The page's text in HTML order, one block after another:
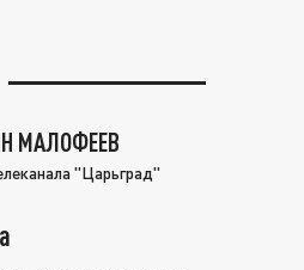
МАЛОФЕЕВ
"Царьград"